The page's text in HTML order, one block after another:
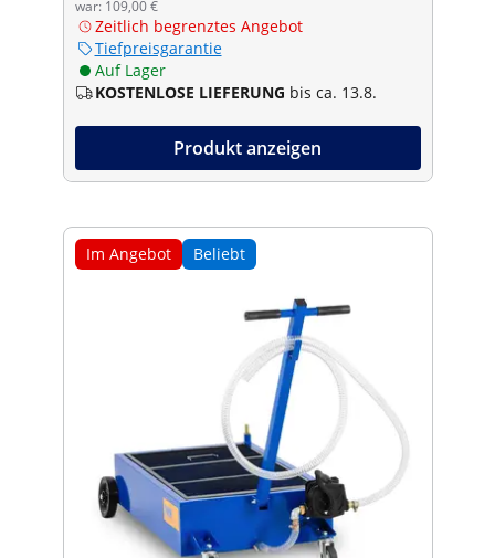
war: 109,00 €
Zeitlich begrenztes Angebot
Tiefpreisgarantie
Auf Lager
KOSTENLOSE LIEFERUNG bis ca. 13.8.
Produkt anzeigen
Im Angebot Beliebt